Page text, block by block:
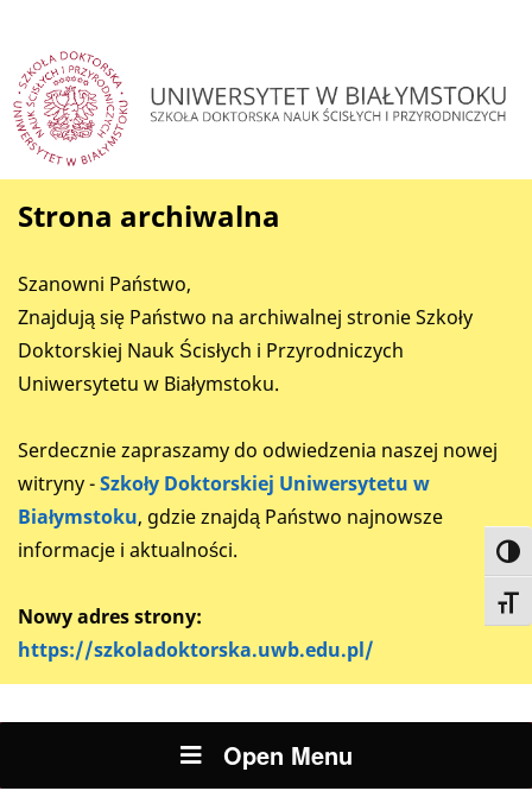
Strona archiwalna
Szanowni Państwo,
Znajdują się Państwo na archiwalnej stronie Szkoły
Doktorskiej Nauk Ścisłych i Przyrodniczych
Uniwersytetu w Białymstoku.
Serdecznie zapraszamy do odwiedzenia naszej nowej
witryny -Szkoły Doktorskiej Uniwersytetu w
Białymstoku, gdzie znajdą Państwo najnowsze
informacje i aktualności.
Nowy adres strony:
https://szkoladoktorska.uwb.edu.pl/
Open Menu